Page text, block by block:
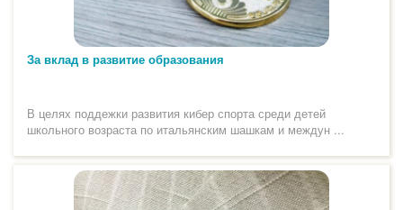
За вклад в развитие образования
В целях поддежки развития кибер спорта среди детей
школьного возраста по итальянским шашкам и междун ...